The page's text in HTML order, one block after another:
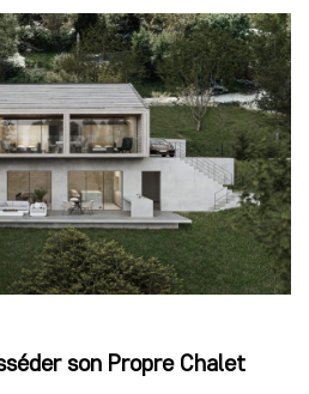
son Propre Chalet